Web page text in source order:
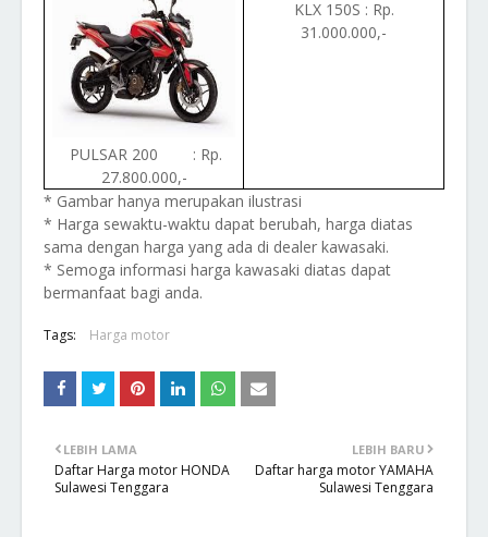
PULSAR 200 : Rp.
27.800.000,-
KLX 150S : Rp.
31.000.000,-
* Gambar hanya merupakan ilustrasi
* Harga sewaktu-waktu dapat berubah, harga diatas
sama dengan harga yang ada di dealer kawasaki.
* Semoga informasi harga kawasaki diatas dapat
bermanfaat bagi anda.
Tags: Harga motor
LEBIH BARU
Daftar harga motor YAMAHA
Sulawesi Tenggara
LEBIH LAMA
Daftar Harga motor HONDA
Sulawesi Tenggara